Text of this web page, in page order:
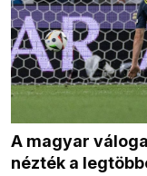
A magyar
nézték a